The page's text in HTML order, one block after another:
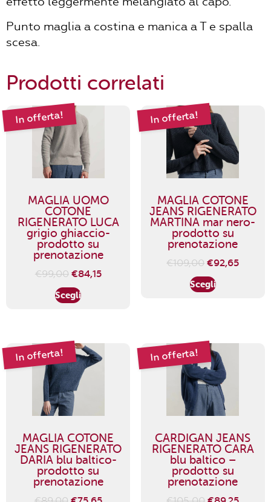
Punto maglia a costina e manica a T e spalla
scesa.
Prodotti correlati
In offerta!
MAGLIA UOMO
COTONE
RIGENERATO LUCA
grigio ghiaccio-
prodotto su
prenotazione
€99,00 Il
prezzo
originale
€84,15Il
Scegli
In offerta!
MAGLIA COTONE
JEANS RIGENERATO
MARTINA mar nero-
prodotto su
prenotazione
€109,00 Il
prezzo
originale
€92,65Il
Scegli
In offerta!
MAGLIA COTONE
JEANS RIGENERATO
DARIA blu baltico-
prodotto su
prenotazione
In offerta!
CARDIGAN JEANS
RIGENERATO CARA
blu baltico –
prodotto su
prenotazione